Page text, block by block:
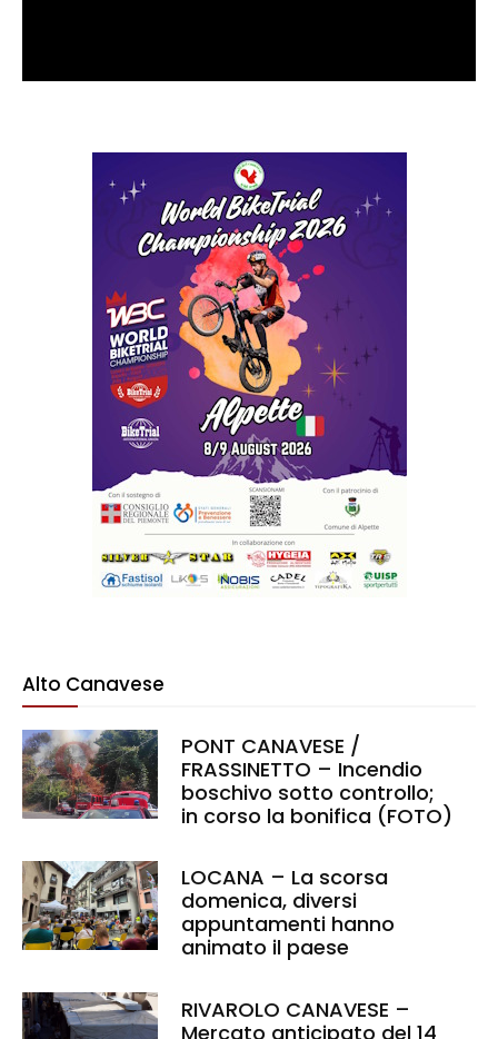
Alto Canavese
PONT CANAVESE /
FRASSINETTO – Incendio
boschivo sotto controllo;
in corso la bonifica (FOTO)
LOCANA – La scorsa
domenica, diversi
appuntamenti hanno
animato il paese
RIVAROLO CANAVESE –
Mercato anticipato del 14